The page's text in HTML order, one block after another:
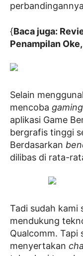
{Baca juga:
Penampilan
Selain
mencoba
aplikasi Game
bergrafis tinggi
Berdasarkan
dilibas di rata-
Tadi sudah kami
mendukung
Qualcomm. Tapi
menyertakan